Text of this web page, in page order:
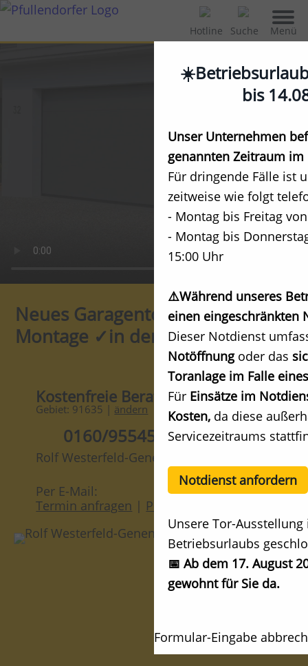
Hotline Suche Menü
Neues Garagentor kaufen ✓mit
Montage ✓in der Nähe!
Kostenfreie Beratung
Gebiet: 91635 | ändern
0160/95545728
Rolf Westerfeld-Genenz, Fachberater
Per E-Mail:
Termin anfragen | Preis anfragen
bis
Unser Unternehmen
genannten Zeitraum
Für dringende Fälle ist
zeitweise wie folgt
- Montag bis Freitag
- Montag bis
15:00 Uhr
⚠️Während unseres
einen eingeschränkten
Dieser Notdienst
Notöffnung oder das
Toranlage im Falle
Für Einsätze im
Kosten, da diese
Servicezeitraums
Notdienst anfordern
Unsere Tor-
Betriebsurlaubs
📅 Ab dem 17. August
gewohnt für Sie da.
Formular-Eingabe